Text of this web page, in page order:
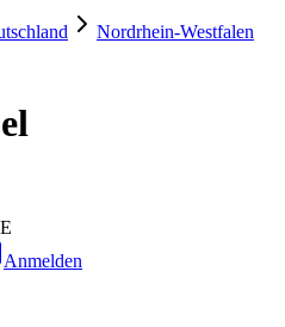
Nordrhein-Westfalen
Anmelden